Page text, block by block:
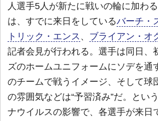
人選手5人が新たに戦いの輪に加わ
は、すでに来日をしているバーチ・
トリック・エンス 、 ブライアン・オ
記者会見が行われる。選手は同日、
ズのホームユニフォームにソデを通
のチームで戦うイメージ、そして球
の雰囲気などは“予習済み”だ。とい
ナウイルスの影響で、各選手が来日